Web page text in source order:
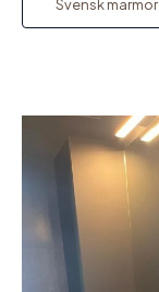
Svensk